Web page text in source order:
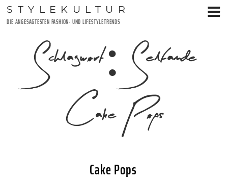
Zum
Inhalt
STYLEKULTUR
DIE ANGESAGTESTEN FASHION- UND LIFESTYLETRENDS
Schlagwort: Selfamde
Cake Pops
Cake Pops